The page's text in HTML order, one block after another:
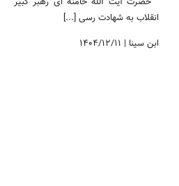
انقلاب به شهادت رسی [...]
۱۴۰۴/۱۲/۱۱ | ابن سینا